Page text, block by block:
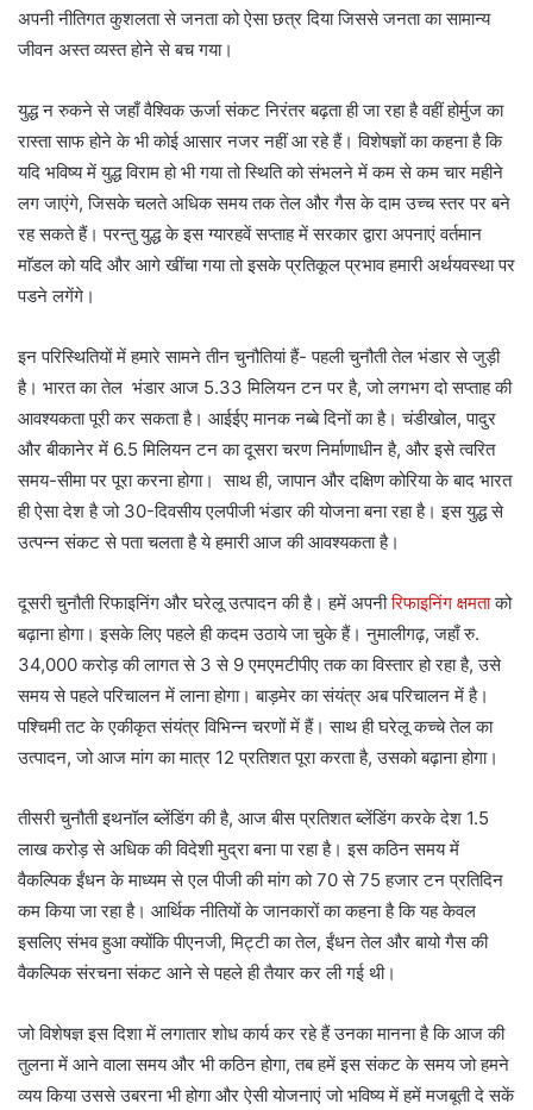
अपनी नीतिगत कुशलता से जनता को ऐसा छत्र दिया जिससे जनता का सामान्य
जीवन अस्त व्यस्त होने से बच गया।
युद्ध न रुकने से जहाँ वैश्विक ऊर्जा संकट निरंतर बढ़ता ही जा रहा है वहीं होर्मुज का
रास्ता साफ होने के भी कोई आसार नजर नहीं आ रहे हैं। विशेषज्ञों का कहना है कि
यदि भविष्य में युद्ध विराम हो भी गया तो स्थिति को संभलने में कम से कम चार महीने
लग जाएंगे, जिसके चलते अधिक समय तक तेल और गैस के दाम उच्च स्तर पर बने
रह सकते हैं। परन्तु युद्ध के इस ग्यारहवें सप्ताह में सरकार द्वारा अपनाएं वर्तमान
माॅडल को यदि और आगे खींचा गया तो इसके प्रतिकूल प्रभाव हमारी अर्थयवस्था पर
पडने लगेंगे।
इन परिस्थितियों में हमारे सामने तीन चुनौतियां हैं- पहली चुनौती तेल भंडार से जुड़ी
है। भारत का तेल भंडार आज 5.33 मिलियन टन पर है, जो लगभग दो सप्ताह की
आवश्यकता पूरी कर सकता है। आईईए मानक नब्बे दिनों का है। चंडीखोल, पादुर
और बीकानेर में 6.5 मिलियन टन का दूसरा चरण निर्माणाधीन है, और इसे त्वरित
समय-सीमा पर पूरा करना होगा। साथ ही, जापान और दक्षिण कोरिया के बाद भारत
ही ऐसा देश है जो 30-दिवसीय एलपीजी भंडार की योजना बना रहा है। इस युद्ध से
उत्पन्न संकट से पता चलता है ये हमारी आज की आवश्यकता है।
दूसरी चुनौती रिफाइनिंग और घरेलू उत्पादन की है। हमें अपनीरिफाइनिंग क्षमताको
बढ़ाना होगा। इसके लिए पहले ही कदम उठाये जा चुके हैं। नुमालीगढ़, जहाँ रु.
34,000 करोड़ की लागत से 3 से 9 एमएमटीपीए तक का विस्तार हो रहा है, उसे
समय से पहले परिचालन में लाना होगा। बाड़मेर का संयंत्र अब परिचालन में है।
पश्चिमी तट के एकीकृत संयंत्र विभिन्न चरणों में हैं। साथ ही घरेलू कच्चे तेल का
उत्पादन, जो आज मांग का मात्र 12 प्रतिशत पूरा करता है, उसको बढ़ाना होगा।
तीसरी चुनौती इथनॉल ब्लेंडिंग की है, आज बीस प्रतिशत ब्लेंडिंग करके देश 1.5
लाख करोड़ से अधिक की विदेशी मुद्रा बना पा रहा है। इस कठिन समय में
वैकल्पिक ईंधन के माध्यम से एल पीजी की मांग को 70 से 75 हजार टन प्रतिदिन
कम किया जा रहा है। आर्थिक नीतियों के जानकारों का कहना है कि यह केवल
इसलिए संभव हुआ क्योंकि पीएनजी, मिट्टी का तेल, ईंधन तेल और बायो गैस की
वैकल्पिक संरचना संकट आने से पहले ही तैयार कर ली गई थी।
जो विशेषज्ञ इस दिशा में लगातार शोध कार्य कर रहे हैं उनका मानना है कि आज की
तुलना में आने वाला समय और भी कठिन होगा, तब हमें इस संकट के समय जो हमने
व्यय किया उससे उबरना भी होगा और ऐसी योजनाएं जो भविष्य में हमें मजबूती दे सकें